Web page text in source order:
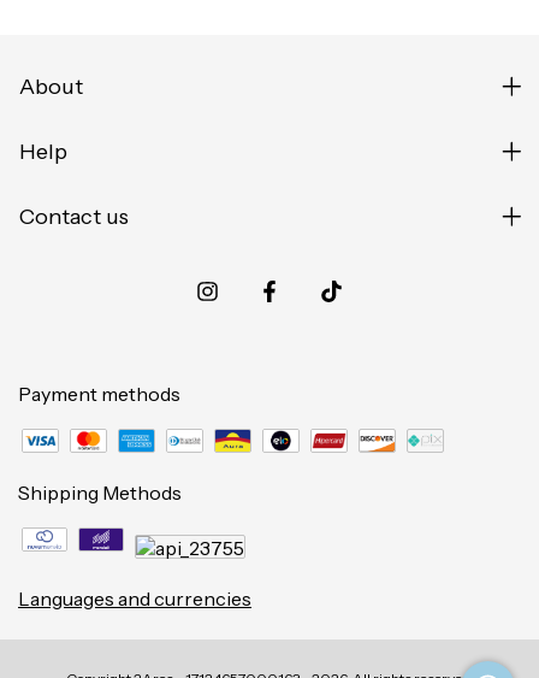
About
Help
Contact us
Payment methods
Shipping Methods
Languages and currencies